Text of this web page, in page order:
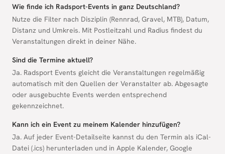
Wie finde ich Radsport-Events in ganz Deutschland?
Nutze die Filter nach Disziplin (Rennrad, Gravel, MTB), Datum,
Distanz und Umkreis. Mit Postleitzahl und Radius findest du
Veranstaltungen direkt in deiner Nähe.
Sind die Termine aktuell?
Ja. Radsport Events gleicht die Veranstaltungen regelmäßig
automatisch mit den Quellen der Veranstalter ab. Abgesagte
oder ausgebuchte Events werden entsprechend
gekennzeichnet.
Kann ich ein Event zu meinem Kalender hinzufügen?
Ja. Auf jeder Event-Detailseite kannst du den Termin als iCal-
Datei (.ics) herunterladen und in Apple Kalender, Google